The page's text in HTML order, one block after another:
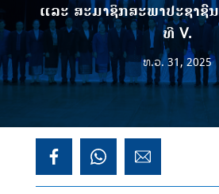
ແລະ ສະມາຊິກສະພາປະຊາຊົ
ທີ V.
ທ.ວ. 31, 2025